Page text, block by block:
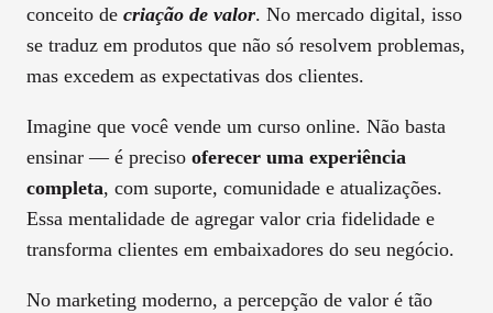
conceito de criação de valor. No mercado digital, isso
se traduz em produtos que não só resolvem problemas,
mas excedem as expectativas dos clientes.
Imagine que você vende um curso online. Não basta
ensinar — é preciso oferecer uma experiência
completa, com suporte, comunidade e atualizações.
Essa mentalidade de agregar valor cria fidelidade e
transforma clientes em embaixadores do seu negócio.
No marketing moderno, a percepção de valor é tão